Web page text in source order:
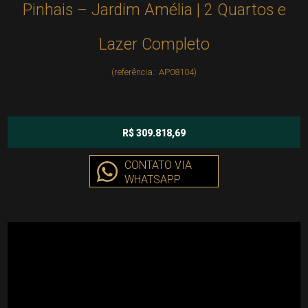
Pinhais – Jardim Amélia | 2 Quartos e
Lazer Completo
(referência.: AP08104)
R$ 309.818,69
CONTATO VIA
WHATSAPP